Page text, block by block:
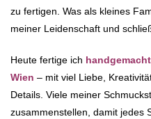
zu fertigen. Was als kleines
meiner Leidenschaft und
Heute fertige ich
Wien – mit viel Liebe,
Details. Viele meiner
zusammenstellen, damit jedes